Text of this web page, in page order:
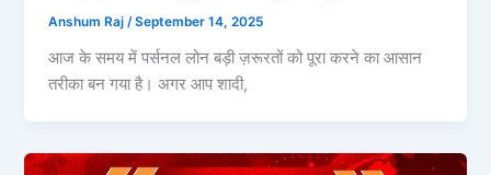
Anshum Raj/September 14, 2025
आज के समय में पर्सनल लोन बड़ी ज़रूरतों को पूरा करने का आसान
तरीका बन गया है। अगर आप शादी,